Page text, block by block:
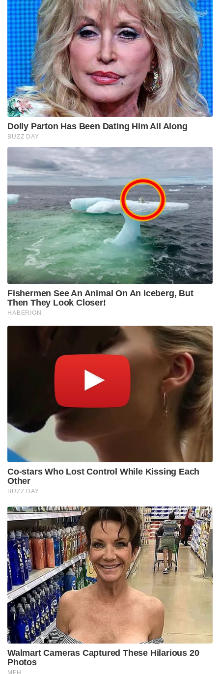
Dolly Parton Has Been Dating Him All Along
BUZZ DAY
Fishermen See An Animal On An Iceberg, But
Then They Look Closer!
HABERION
Co-stars Who Lost Control While Kissing Each
Other
BUZZ DAY
Walmart Cameras Captured These Hilarious 20
Photos
MFH